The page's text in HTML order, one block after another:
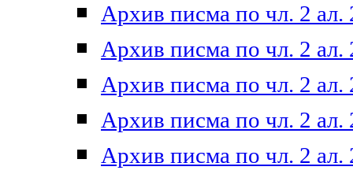
Архив писма по чл. 2 ал.
Архив писма по чл. 2 ал.
Архив писма по чл. 2 ал.
Архив писма по чл. 2 ал.
Архив писма по чл. 2 ал.